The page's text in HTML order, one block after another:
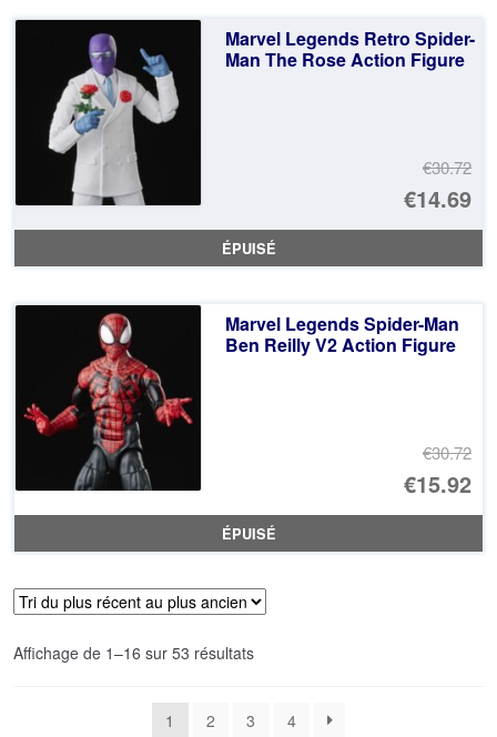
Marvel Legends Retro Spider-
Man The Rose Action Figure
€30.72
Le
€14.69
Le
ÉPUISÉ
Marvel Legends Spider-Man
Ben Reilly V2 Action Figure
€30.72
Le
€15.92
Le
ÉPUISÉ
Affichage de 1–16 sur 53 résultatsTrié
récent
1 2 3 4